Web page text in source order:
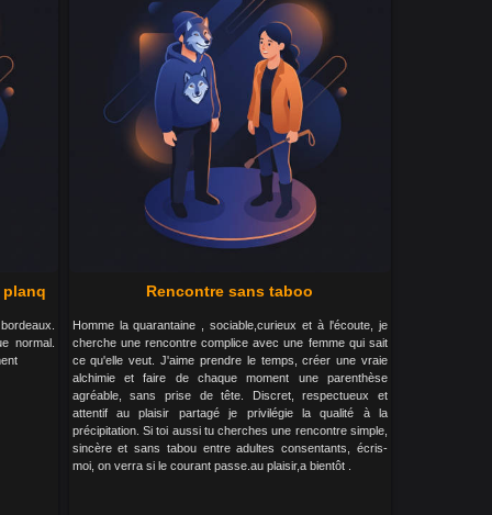
planq
normal.
Rencontre sans taboo
Homme la quarantaine , sociable,curieux et à l'écoute, je
cherche une rencontre complice avec une femme qui sait
ce qu'elle veut. J'aime prendre le temps, créer une vraie
alchimie et faire de chaque moment une parenthèse
agréable, sans prise de tête. Discret, respectueux et
attentif au plaisir partagé je privilégie la qualité à la
précipitation. Si toi aussi tu cherches une rencontre simple,
sincère et sans tabou entre adultes consentants, écris-
moi, on verra si le courant passe.au plaisir,a bientôt .